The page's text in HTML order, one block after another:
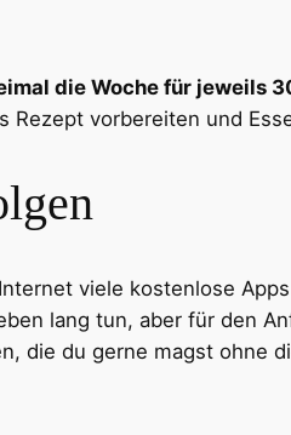
die Woche für jeweils
Rezept vorbereiten und
viele kostenlose
lang tun, aber für den
die du gerne magst ohne